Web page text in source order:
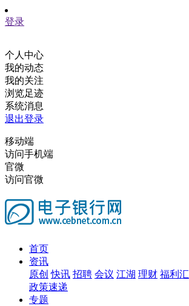
登录
个人中心
我的动态
我的关注
浏览足迹
系统消息
退出登录
移动端
访问手机端
官微
访问官微
首页
资讯
原创 快讯 招聘 会议 江湖 理财 福利汇
政策速递
专题